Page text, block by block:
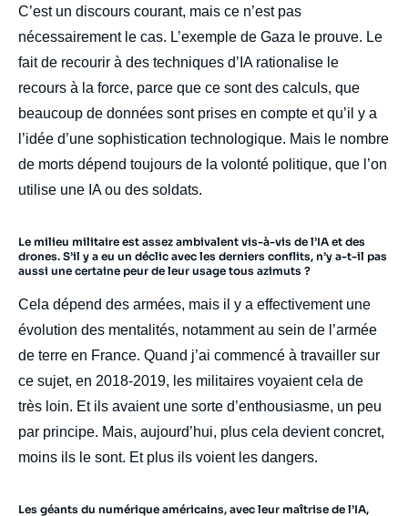
C’est un discours courant, mais ce n’est pas
nécessairement le cas. L’exemple de Gaza le prouve. Le
fait de recourir à des techniques d’IA rationalise le
recours à la force, parce que ce sont des calculs, que
beaucoup de données sont prises en compte et qu’il y a
l’idée d’une sophistication technologique. Mais le nombre
de morts dépend toujours de la volonté politique, que l’on
utilise une IA ou des soldats.
Le milieu militaire est assez ambivalent vis-à-vis de l’IA et des
drones. S’il y a eu un déclic avec les derniers conflits, n’y a-t-il pas
aussi une certaine peur de leur usage tous azimuts ?
Cela dépend des armées, mais il y a effectivement une
évolution des mentalités, notamment au sein de l’armée
de terre en France. Quand j’ai commencé à travailler sur
ce sujet, en 2018-2019, les militaires voyaient cela de
très loin. Et ils avaient une sorte d’enthousiasme, un peu
par principe. Mais, aujourd’hui, plus cela devient concret,
moins ils le sont. Et plus ils voient les dangers.
Les géants du numérique américains, avec leur maîtrise de l’IA,